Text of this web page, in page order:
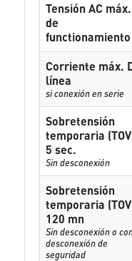
Tensión AC máx.
de
functionamiento
Corriente máx.
línea
si conexión en serie
Sobretensión
temporaria
5 sec.
Sin desconexión
Sobretensión
temporaria
120 mn
Sin desconexión o
desconexión de
seguridad